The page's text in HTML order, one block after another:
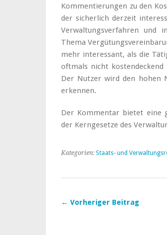
Kommentierungen zu den
der sicherlich derzeit
Verwaltungsverfahren und
Thema
mehr interessant, als die
oftmals nicht
Der Nutzer wird den hohen
erkennen.
Der Kommentar bietet eine
der Kerngesetze des
Kategorien: Staats- und
← Vorheriger Beitrag